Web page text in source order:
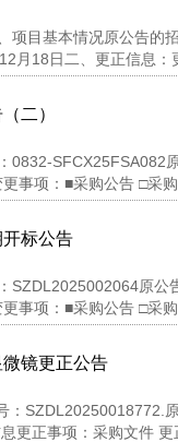
项目基本情况原公告
月18日二、更正信息
二）
0832-
事项：■采购公告 □采
标公告
SZDL2025002064原
事项：■采购公告 □采
镜更正公告
：SZDL20250018772.
更正事项：采购文件